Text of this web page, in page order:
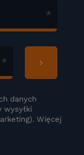
danych
wysyłki
Więcej